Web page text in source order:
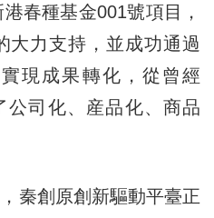
種基金001號項目，
大力支持，並成功通過
現成果轉化，從曾經
公司化、産品化、商品
創原創新驅動平臺正